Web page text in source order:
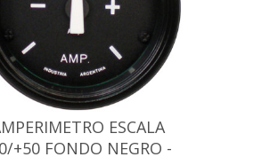
ESCALA
+50 FONDO NEGRO -